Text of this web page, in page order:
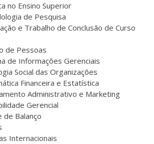
no Ensino Superior
de Pesquisa
e Trabalho de Conclusão de Curso
de Pessoas
de Informações Gerenciais
Social das Organizações
Financeira e Estatística
Administrativo e Marketing
Gerencial
de Balanço
Internacionais